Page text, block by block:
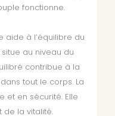
fonctionne.
aide à l’équilibre du
au niveau du
contribue à la
tout le corps. La
et en sécurité. Elle
de la vitalité.